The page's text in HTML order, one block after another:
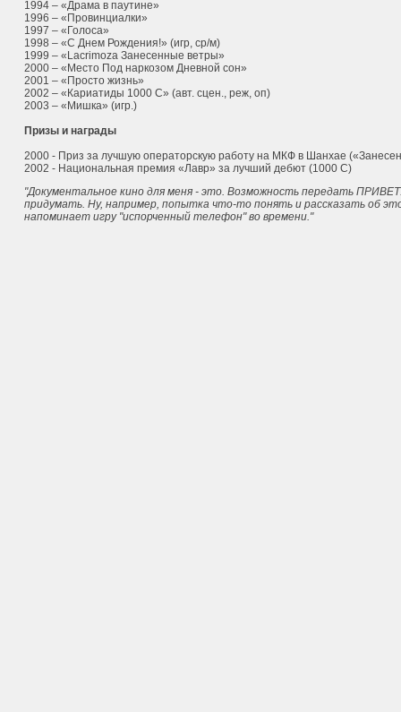
1994 – «Драма в паутине»
1996 – «Провинциалки»
1997 – «Голоса»
1998 – «С Днем Рождения!» (игр, ср/м)
1999 – «Lacrimoza Занесенные ветры»
2000 – «Место Под наркозом Дневной сон»
2001 – «Просто жизнь»
2002 – «Кариатиды 1000 С» (авт. сцен., реж, оп)
2003 – «Мишка» (игр.)
Призы и награды
2000 - Приз за лучшую операторскую работу на МКФ в Шанхае
2002 - Национальная премия «Лавр» за лучший дебют (1000 С)
"Документальное кино для меня - это. Возможность передать
придумать. Ну, например, попытка что-то понять и рассказать об
напоминает игру "испорченный телефон" во времени."